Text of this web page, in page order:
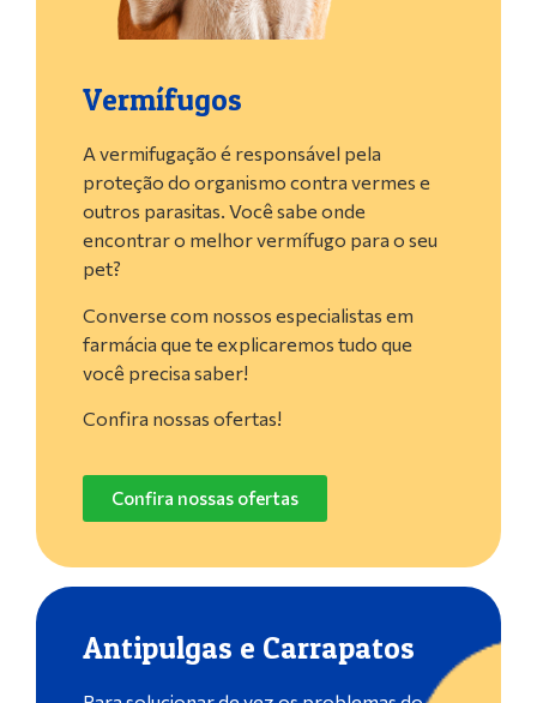
Vermífugos
A vermifugação é responsável pela
proteção do organismo contra vermes e
outros parasitas. Você sabe onde
encontrar o melhor vermífugo para o seu
pet?
Converse com nossos especialistas em
farmácia que te explicaremos tudo que
você precisa saber!
Confira nossas ofertas!
Confira nossas ofertas
Antipulgas e Carrapatos